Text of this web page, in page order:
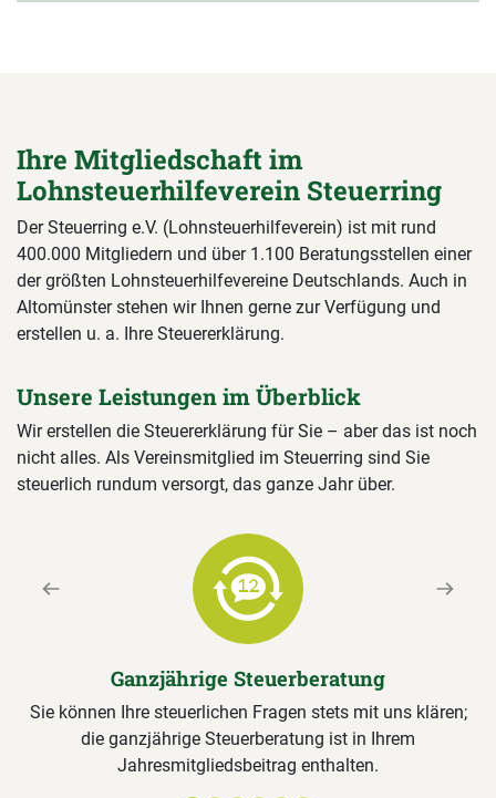
Ihre Mitgliedschaft im
Lohnsteuerhilfeverein Steuerring
Der Steuerring e.V. (Lohnsteuerhilfeverein) ist mit rund
400.000 Mitgliedern und über 1.100 Beratungsstellen einer
der größten Lohnsteuerhilfevereine Deutschlands. Auch in
Altomünster stehen wir Ihnen gerne zur Verfügung und
erstellen u. a. Ihre Steuererklärung.
Unsere Leistungen im Überblick
Wir erstellen die Steuererklärung für Sie – aber das ist noch
nicht alles. Als Vereinsmitglied im Steuerring sind Sie
steuerlich rundum versorgt, das ganze Jahr über.
Ganzjährige Steuerberatung
Sie können Ihre steuerlichen Fragen stets mit uns klären;
die ganzjährige Steuerberatung ist in Ihrem
Jahresmitgliedsbeitrag enthalten.
Previous Next